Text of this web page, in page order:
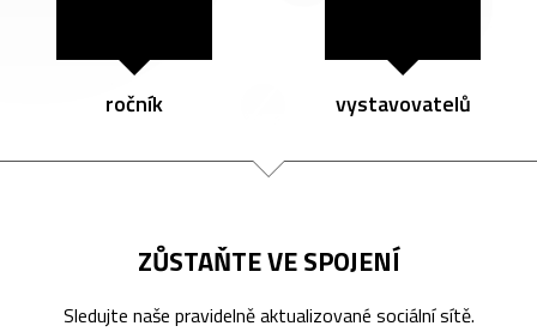
ročník vystavovatelů
ZŮSTAŇTE VE SPOJENÍ
Sledujte naše pravidelně aktualizované sociální sítě.